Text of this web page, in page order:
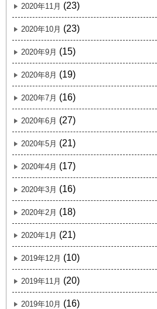
2020年11月 (23)
2020年10月 (23)
2020年9月 (15)
2020年8月 (19)
2020年7月 (16)
2020年6月 (27)
2020年5月 (21)
2020年4月 (17)
2020年3月 (16)
2020年2月 (18)
2020年1月 (21)
2019年12月 (10)
2019年11月 (20)
2019年10月 (16)